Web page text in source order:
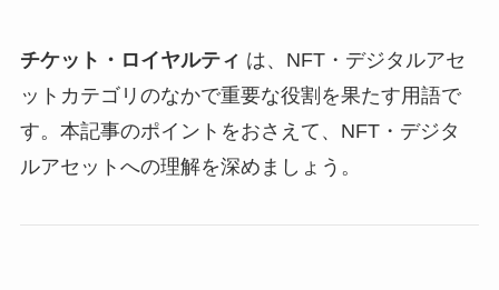
チケット・ロイヤルティ は、NFT・デジタルアセ
ットカテゴリのなかで重要な役割を果たす用語で
す。本記事のポイントをおさえて、NFT・デジタ
ルアセットへの理解を深めましょう。